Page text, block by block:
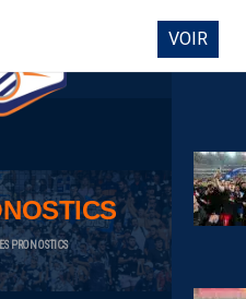
DIRECT
PRONOSTICS
VOIR